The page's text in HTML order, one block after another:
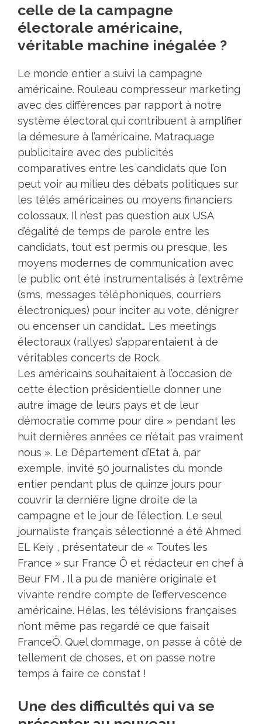
celle de la campagne
électorale américaine,
véritable machine inégalée ?
Le monde entier a suivi la campagne
américaine. Rouleau compresseur marketing
avec des différences par rapport à notre
système électoral qui contribuent à amplifier
la démesure à l’américaine. Matraquage
publicitaire avec des publicités
comparatives entre les candidats que l’on
peut voir au milieu des débats politiques sur
les télés américaines ou moyens financiers
colossaux. Il n’est pas question aux USA
d’égalité de temps de parole entre les
candidats, tout est permis ou presque, les
moyens modernes de communication avec
le public ont été instrumentalisés à l’extrême
(sms, messages téléphoniques, courriers
électroniques) pour inciter au vote, dénigrer
ou encenser un candidat… Les meetings
électoraux (rallyes) s’apparentaient à de
véritables concerts de Rock.
Les américains souhaitaient à l’occasion de
cette élection présidentielle donner une
autre image de leurs pays et de leur
démocratie comme pour dire » pendant les
huit dernières années ce n’était pas vraiment
nous ». Le Département d’Etat à, par
exemple, invité 50 journalistes du monde
entier pendant plus de quinze jours pour
couvrir la dernière ligne droite de la
campagne et le jour de l’élection. Le seul
journaliste français sélectionné a été Ahmed
EL Keiy , présentateur de « Toutes les
France » sur France Ô et rédacteur en chef à
Beur FM . Il a pu de manière originale et
vivante rendre compte de l’effervescence
américaine. Hélas, les télévisions françaises
n’ont même pas regardé ce que faisait
FranceÔ. Quel dommage, on passe à côté de
tellement de choses, et on passe notre
temps à faire ce constat !
Une des difficultés qui va se